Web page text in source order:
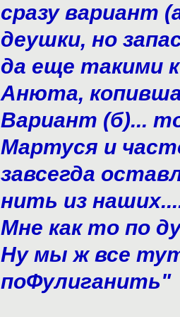
сразу вариант
деушки, но
да еще такими
Анюта,
Вариант (б)...
Мартуся и
завсегда
нить из
Мне как то по
Ну мы ж все
поФулиганить"